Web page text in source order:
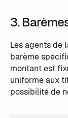
3.
Les agents de
barème
montant est
uniforme aux
possibilité de